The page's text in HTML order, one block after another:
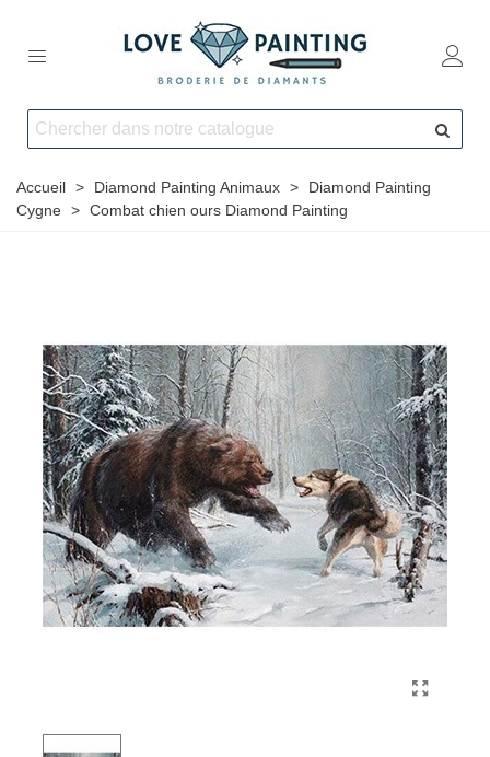
Accueil > Diamond Painting Animaux >
Diamond Painting
Cygne > Combat chien ours Diamond Painting